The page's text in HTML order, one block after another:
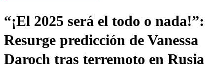
“¡El 2025 será el todo o nada!”:
Resurge predicción de Vanessa
Daroch tras terremoto en Rusia